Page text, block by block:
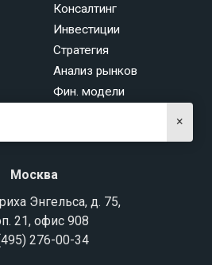
Консалтинг
Инвестиции
Стратегия
Анализ рынков
Фин. модели
×
Москва
Энгельса, д. 75,
21, офис 908
276-00-34